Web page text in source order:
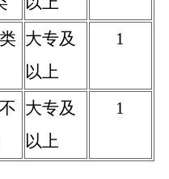
大专及
以上
1
大专及
以上
1